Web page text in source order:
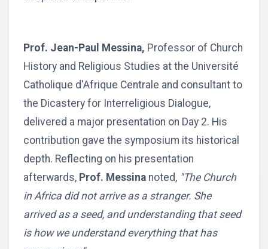
Prof. Jean-Paul Messina, Professor of Church
History and Religious Studies at the Université
Catholique d'Afrique Centrale and consultant to
the Dicastery for Interreligious Dialogue,
delivered a major presentation on Day 2. His
contribution gave the symposium its historical
depth. Reflecting on his presentation
afterwards, Prof. Messina noted, "The Church
in Africa did not arrive as a stranger. She
arrived as a seed, and understanding that seed
is how we understand everything that has